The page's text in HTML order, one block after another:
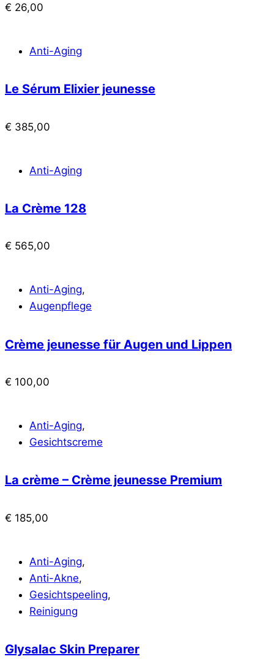
€ 26,00
Anti-Aging
Le Sérum Elixier jeunesse
€ 385,00
Anti-Aging
La Crème 128
€ 565,00
Anti-Aging,
Augenpflege
Crème jeunesse für Augen und Lippen
€ 100,00
Anti-Aging,
Gesichtscreme
La crème – Crème jeunesse Premium
€ 185,00
Anti-Aging,
Anti-Akne,
Gesichtspeeling,
Reinigung
Glysalac Skin Preparer